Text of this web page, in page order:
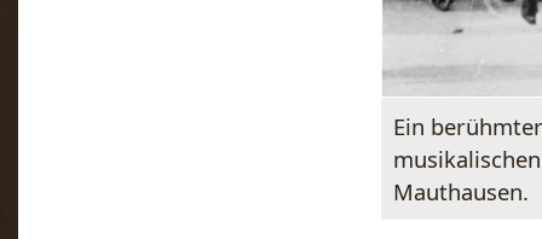
Ein
Mauthausen.